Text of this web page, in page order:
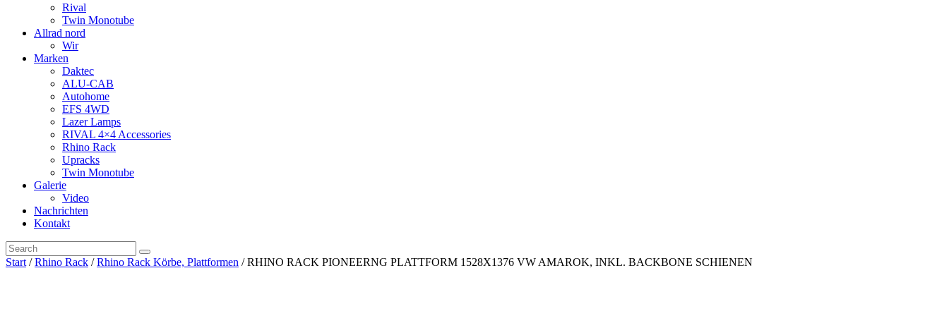
Rival
Twin Monotube
Allrad nord
Wir
Marken
Daktec
ALU-CAB
Autohome
EFS 4WD
Lazer Lamps
RIVAL 4×4 Accessories
Rhino Rack
Upracks
Twin Monotube
Galerie
Video
Nachrichten
Kontakt
Start /Rhino Rack /Rhino Rack Körbe, Plattformen / RHINO RACK PIONEERNG PLATTFORM 1528X1376 VW AMAROK, INKL. BACKBONE SCHIENEN